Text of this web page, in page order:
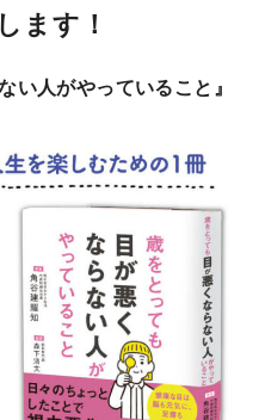
ます！
い人がやっていること』